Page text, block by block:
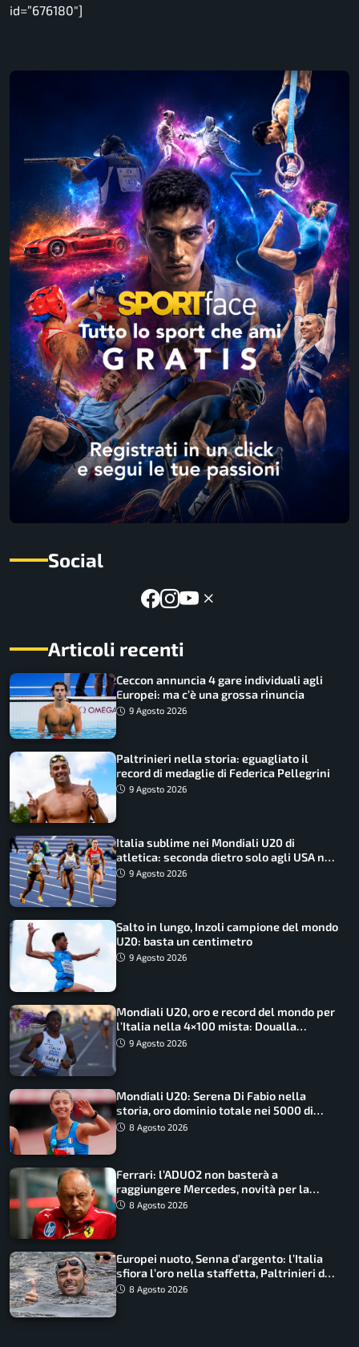
id=”676180″]
Social
Articoli recenti
Ceccon annuncia 4 gare individuali agli
Europei: ma c’è una grossa rinuncia
9 Agosto 2026
Paltrinieri nella storia: eguagliato il
record di medaglie di Federica Pellegrini
9 Agosto 2026
Italia sublime nei Mondiali U20 di
atletica: seconda dietro solo agli USA nel
medagliere
9 Agosto 2026
Salto in lungo, Inzoli campione del mondo
U20: basta un centimetro
9 Agosto 2026
Mondiali U20, oro e record del mondo per
l’Italia nella 4×100 mista: Doualla
straordinaria
9 Agosto 2026
Mondiali U20: Serena Di Fabio nella
storia, oro dominio totale nei 5000 di
marcia
8 Agosto 2026
Ferrari: l’ADUO2 non basterà a
raggiungere Mercedes, novità per la
Macarena
8 Agosto 2026
Europei nuoto, Senna d’argento: l’Italia
sfiora l’oro nella staffetta, Paltrinieri da
urlo, il bilancio azzurro
8 Agosto 2026